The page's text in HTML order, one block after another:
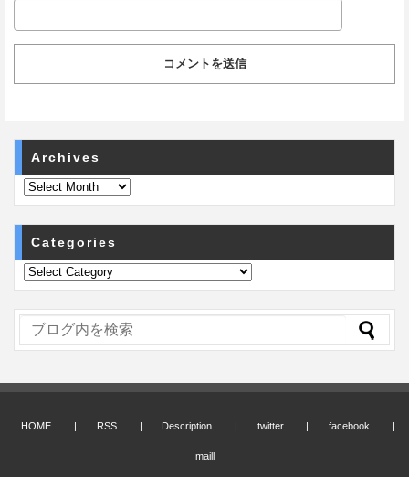
Archives
Categories
HOME RSS Description twitter facebook
maill